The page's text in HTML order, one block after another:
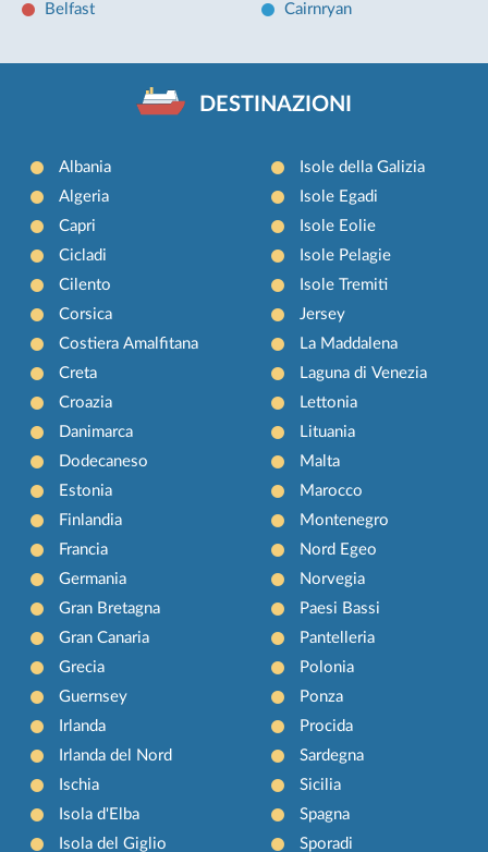
Belfast Cairnryan
DESTINAZIONI
Albania
Algeria
Capri
Cicladi
Cilento
Corsica
Costiera Amalfitana
Creta
Croazia
Danimarca
Dodecaneso
Estonia
Finlandia
Francia
Germania
Gran Bretagna
Gran Canaria
Grecia
Guernsey
Irlanda
Irlanda del Nord
Ischia
Isola d'Elba
Isola del Giglio
Isole della Galizia
Isole Egadi
Isole Eolie
Isole Pelagie
Isole Tremiti
Jersey
La Maddalena
Laguna di Venezia
Lettonia
Lituania
Malta
Marocco
Montenegro
Nord Egeo
Norvegia
Paesi Bassi
Pantelleria
Polonia
Ponza
Procida
Sardegna
Sicilia
Spagna
Sporadi